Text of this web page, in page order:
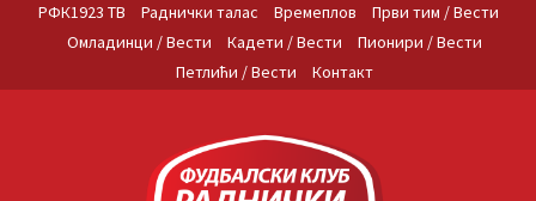
РФК1923 ТВ Раднички талас Времеплов
Први тим / Вести
Омладинци / Вести
Кадети / Вести
Пионири / Вести
Петлићи / Вести
Контакт